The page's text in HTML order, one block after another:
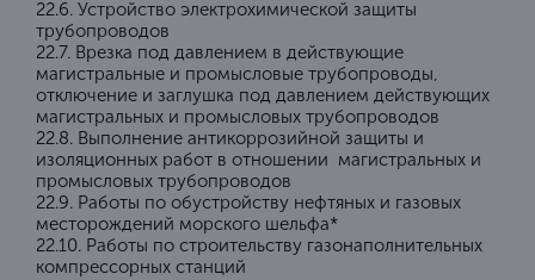
22.6. Устройство электрохимической защиты
трубопроводов
22.7. Врезка под давлением в действующие
магистральные и промысловые трубопроводы,
отключение и заглушка под давлением действующих
магистральных и промысловых трубопроводов
22.8. Выполнение антикоррозийной защиты и
изоляционных работ в отношении магистральных и
промысловых трубопроводов
22.9. Работы по обустройству нефтяных и газовых
месторождений морского шельфа*
22.10. Работы по строительству газонаполнительных
компрессорных станций